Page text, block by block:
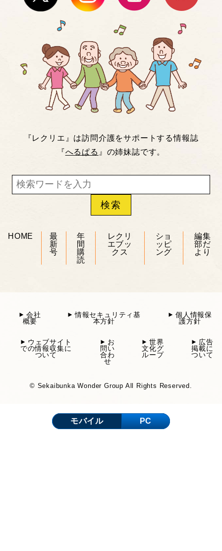
『レクリエ』は訪問介護をサポートする情報誌
『へるぱる 』の姉妹誌です。
HOME
最
新
号
年
間
購
読
レクリ
エブッ
クス
ショ
ッピ
ング
編集
部だ
より
会社
概要
情報セキュリティ基
本方針
個人情報保
護方針
ウェブサイト
での情報収集に
ついて
お
問い
合わ
せ
世界
文化グ
ループ
広告
掲載に
ついて
© Sekaibunka Wonder Group All Rights Reserved.
モバイル PC